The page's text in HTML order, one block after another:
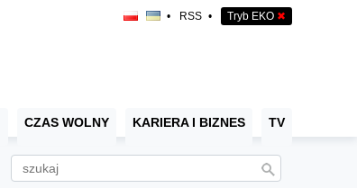
• RSS • Tryb EKO ✖
CZAS WOLNY KARIERA I BIZNES TV